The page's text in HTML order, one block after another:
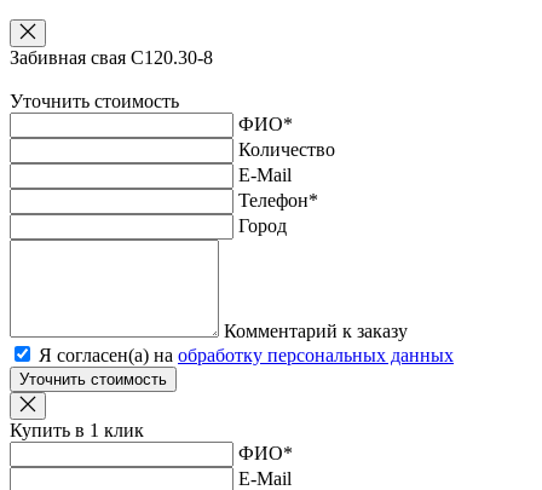
Забивная свая С120.30-8
Уточнить стоимость
ФИО*
Количество
E-Mail
Телефон*
Город
Комментарий к заказу
Я согласен(а) на обработку персональных данных
Уточнить стоимость
Купить в 1 клик
ФИО*
E-Mail